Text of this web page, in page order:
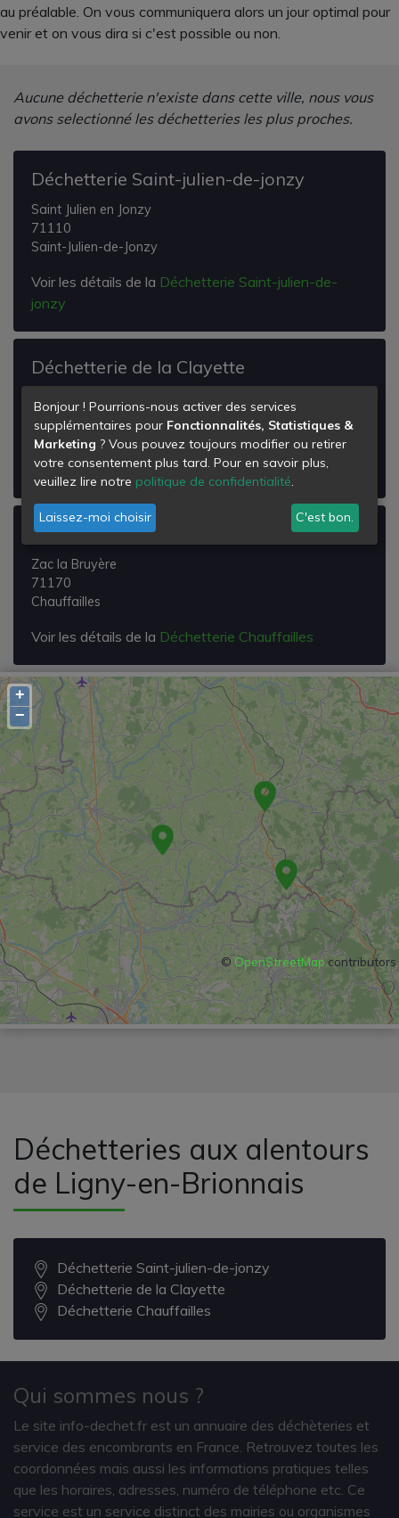
au préalable. On vous communiquera alors un jour optimal pour
venir et on vous dira si c'est possible ou non.
Aucune déchetterie n'existe dans cette ville, nous vous
avons selectionné les déchetteries les plus proches.
Déchetterie Saint-julien-de-jonzy
Saint Julien en Jonzy
71110
Saint-Julien-de-Jonzy
Voir les détails de la Déchetterie Saint-julien-de-
jonzy
Déchetterie de la Clayette
71800
La Clayette
Voir les détails de laDéchetterie de la Clayette
Déchetterie Chauffailles
Zac la Bruyère
71170
Chauffailles
Voir les détails de la Déchetterie Chauffailles
+
−
© OpenStreetMapcontributors
Déchetteries aux alentours
de Ligny-en-Brionnais
Déchetterie Saint-julien-de-jonzy
Déchetterie de la Clayette
Déchetterie Chauffailles
Qui sommes nous ?
Le site info-dechet.fr est un annuaire des déchèteries et
service des encombrants en France. Retrouvez toutes les
coordonnées mais aussi les informations pratiques telles
que les horaires, adresses, numéro de téléphone etc. Ce
service est un service distinct des mairies ou organismes
Bonjour ! Pourrions-nous activer des services
supplémentaires pour Fonctionnalités, Statistiques &
Marketing ? Vous pouvez toujours modifier ou retirer
votre consentement plus tard. Pour en savoir plus,
veuillez lire notre politique de confidentialité.
Laissez-moi choisir C'est bon.